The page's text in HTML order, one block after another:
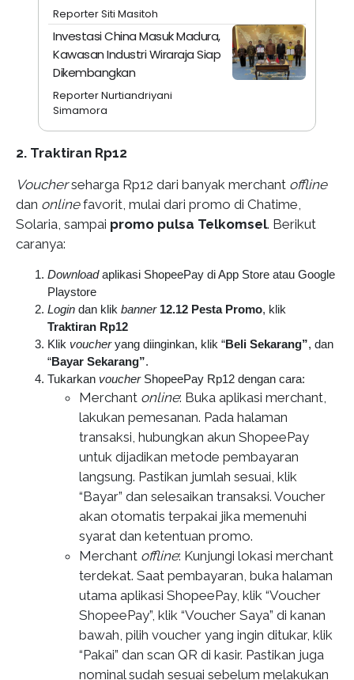
Reporter Siti Masitoh
Investasi China Masuk Madura,
Kawasan Industri Wiraraja Siap
Dikembangkan
Reporter Nurtiandriyani
Simamora
2. Traktiran Rp12
Voucherseharga Rp12 dari banyak merchant offline
dan onlinefavorit, mulai dari promo di Chatime,
Solaria, sampai promo pulsa Telkomsel. Berikut
caranya:
Downloadaplikasi ShopeePay di App Store atau Google
Playstore
Login dan klik banner 12.12 Pesta Promo, klik
Traktiran Rp12
Klik voucheryang diinginkan, klik “Beli Sekarang”, dan
“Bayar Sekarang”.
Tukarkan voucher ShopeePay Rp12 dengan cara:
Merchant online: Buka aplikasi merchant,
lakukan pemesanan. Pada halaman
transaksi, hubungkan akun ShopeePay
untuk dijadikan metode pembayaran
langsung. Pastikan jumlah sesuai, klik
“Bayar” dan selesaikan transaksi. Voucher
akan otomatis terpakai jika memenuhi
syarat dan ketentuan promo.
Merchant offline: Kunjungi lokasi merchant
terdekat. Saat pembayaran, buka halaman
utama aplikasi ShopeePay, klik “Voucher
ShopeePay”, klik “Voucher Saya” di kanan
bawah, pilih voucher yang ingin ditukar, klik
“Pakai” dan scan QR di kasir. Pastikan juga
nominal sudah sesuai sebelum melakukan